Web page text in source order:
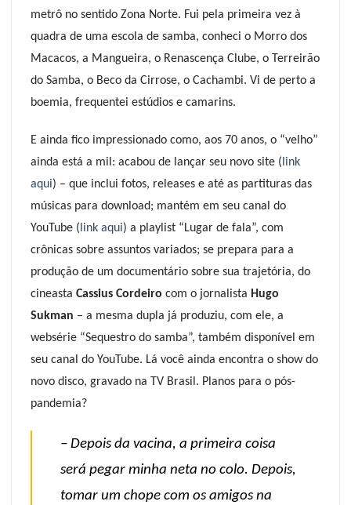
metrô no sentido Zona Norte. Fui pela primeira vez à
quadra de uma escola de samba, conheci o Morro dos
Macacos, a Mangueira, o Renascença Clube, o Terreirão
do Samba, o Beco da Cirrose, o Cachambi. Vi de perto a
boemia, frequentei estúdios e camarins.
E ainda fico impressionado como, aos 70 anos, o “velho”
ainda está a mil: acabou de lançar seu novo site (link
aqui) – que inclui fotos, releases e até as partituras das
músicas para download; mantém em seu canal do
YouTube (link aqui) a playlist “Lugar de fala”, com
crônicas sobre assuntos variados; se prepara para a
produção de um documentário sobre sua trajetória, do
cineasta Cassius Cordeiro com o jornalista Hugo
Sukman – a mesma dupla já produziu, com ele, a
websérie “Sequestro do samba”, também disponível em
seu canal do YouTube. Lá você ainda encontra o show do
novo disco, gravado na TV Brasil. Planos para o pós-
pandemia?
– Depois da vacina, a primeira coisa
será pegar minha neta no colo. Depois,
tomar um chope com os amigos na